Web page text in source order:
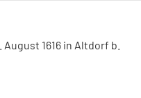
1616 in Altdorf b.